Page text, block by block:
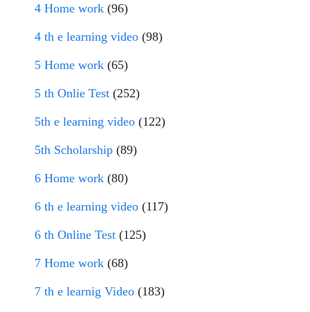
4 Home work (96)
4 th e learning video (98)
5 Home work (65)
5 th Onlie Test (252)
5th e learning video (122)
5th Scholarship (89)
6 Home work (80)
6 th e learning video (117)
6 th Online Test (125)
7 Home work (68)
7 th e learnig Video (183)